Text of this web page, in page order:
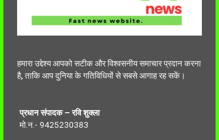
हमारा उद्देश्य आपको सटीक और विश्वसनीय समाचार प्रदान करना
है, ताकि आप दुनिया के गतिविधियों से सबसे आगाह रह सकें।
प्रधान संपादक – रवि शुक्ला
मो.न.- 9425230383